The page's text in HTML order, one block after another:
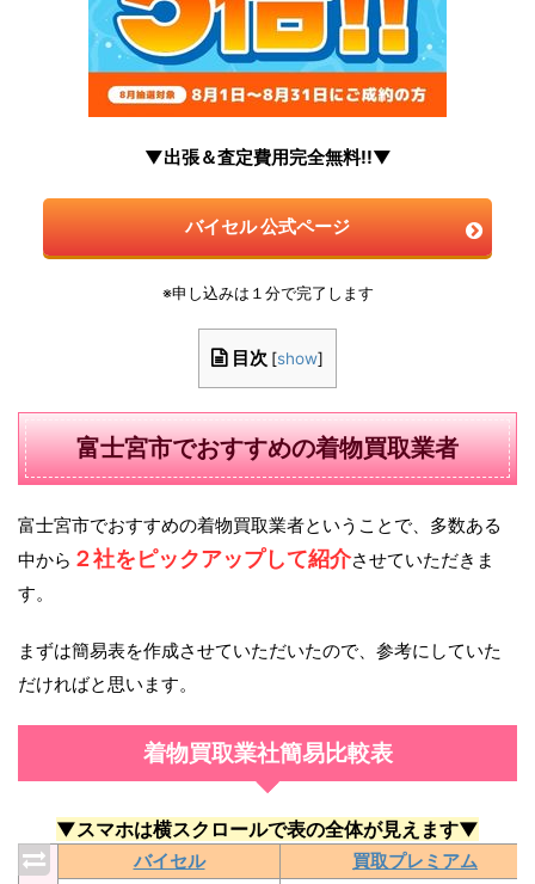
▼出張＆査定費用完全無料!!▼
バイセル 公式ページ
※申し込みは１分で完了します
目次 [show]
富士宮市でおすすめの着物買取業者
富士宮市でおすすめの着物買取業者ということで、多数ある
中から ２社をピックアップして紹介させていただきま
す。
まずは簡易表を作成させていただいたので、参考にしていた
だければと思います。
着物買取業社簡易比較表
▼スマホは横スクロールで表の全体が見えます▼
バイセル 買取プレミアム